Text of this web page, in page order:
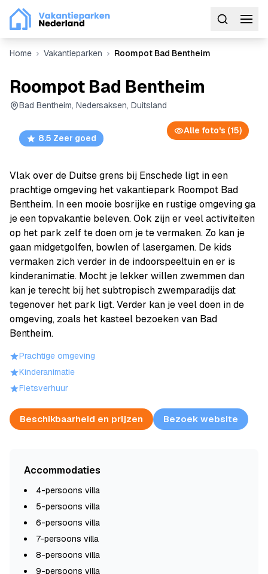
Home Vakantieparken Roompot Bad Bentheim
Roompot Bad Bentheim
Bad Bentheim, Nedersaksen, Duitsland
8.5 Zeer goed
Alle foto's (15)
Vlak over de Duitse grens bij Enschede ligt in een
prachtige omgeving het vakantiepark Roompot Bad
Bentheim. In een mooie bosrijke en rustige omgeving ga
je een topvakantie beleven. Ook zijn er veel activiteiten
op het park zelf te doen om je te vermaken. Zo kan je
gaan midgetgolfen, bowlen of lasergamen. De kids
vermaken zich verder in de indoorspeeltuin en er is
kinderanimatie. Mocht je lekker willen zwemmen dan
kan je terecht bij het subtropisch zwemparadijs dat
tegenover het park ligt. Verder kan je veel doen in de
omgeving, zoals het kasteel bezoeken van Bad
Bentheim.
Prachtige omgeving
Kinderanimatie
Fietsverhuur
Beschikbaarheid en prijzen Bezoek website
Accommodaties
4-persoons villa
5-persoons villa
6-persoons villa
7-persoons villa
8-persoons villa
9-persoons villa